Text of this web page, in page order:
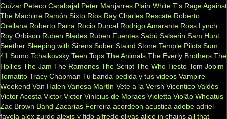
Guízar Peteco Carabajal Peter Manjarres Plain White T's Rage Against
The Machine Ramón Sixto Ríos Ray Charles Rescate Roberto
Orellana Roberto Parra Rocio Durcal Rodrigo Amarante Ross Lynch
Roy Orbison Ruben Blades Ruben Fuentes Sabú Salserin Sam Hunt
Seether Sleeping with Sirens Sober Staind Stone Temple Pilots Sum
41 Sumo Tchaikovsky Teen Tops The Animals The Everly Brothers The
Hollies The Jam The Ramones The Script The Who Tiesto Tom Jobim
Tomatito Tracy Chapman Tu banda pedida y tus videos Vampire
Weekend Van Halen Vanesa Martín Vete a la Versh Vicentico Valdés
Victor Acosta Victor Victor Vinícius de Moraes Violetta Violão Wheatus
Zac Brown Band Zacarias Ferreira acordeon acustica adobe adriel
favela alex zurdo alexis y fido alfredo olivas alice in chains all that